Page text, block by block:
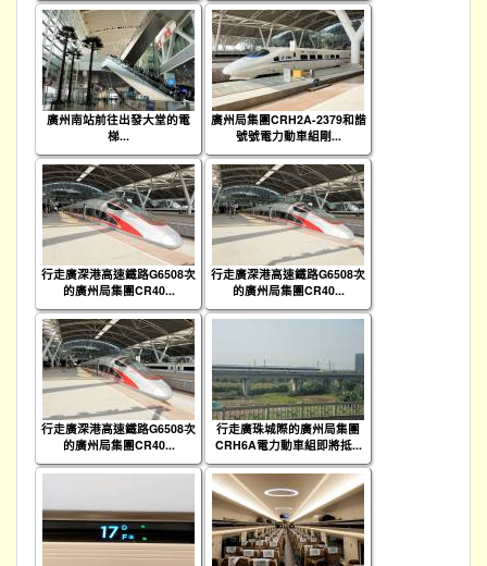
廣州南站前往出發大堂的電
梯...
廣州局集團CRH2A-2379和諧
號號電力動車組剛...
行走廣深港高速鐵路G6508次
的廣州局集團CR40...
行走廣深港高速鐵路G6508次
的廣州局集團CR40...
行走廣深港高速鐵路G6508次
的廣州局集團CR40...
行走廣珠城際的廣州局集團
CRH6A電力動車組即將抵...